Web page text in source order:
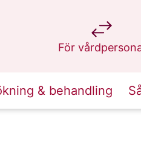
För
på 1177.se
& behandling